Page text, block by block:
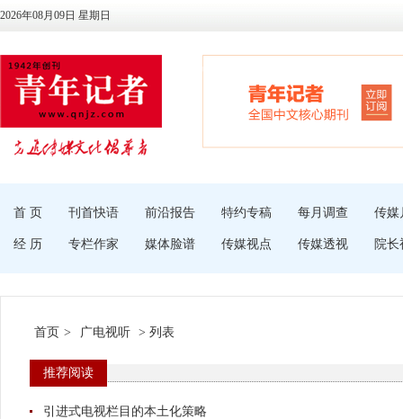
2026年08月09日 星期日
首 页 刊首快语 前沿报告 特约专稿 每月调查 传媒
经 历 专栏作家 媒体脸谱 传媒视点 传媒透视 院长
首页 > 广电视听 > 列表
推荐阅读
引进式电视栏目的本土化策略